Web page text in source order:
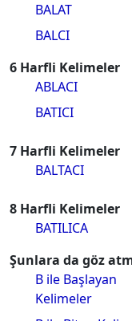
BALAT
BALCI
6 Harfli Kelimeler
ABLACI
BATICI
7 Harfli Kelimeler
BALTACI
8 Harfli Kelimeler
BATILICA
Şunlara da göz
B ile Başlayan
Kelimeler